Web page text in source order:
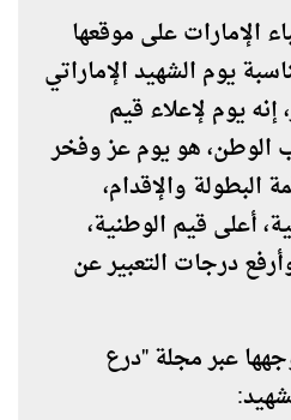
الإمارات على موقعها
يوم الشهيد الإماراتي
إنه يوم لإعلاء قيم
الوطن، هو يوم عز وفخر
البطولة والإقدام،
أعلى قيم الوطنية،
درجات التعبير عن
عبر مجلة "درع